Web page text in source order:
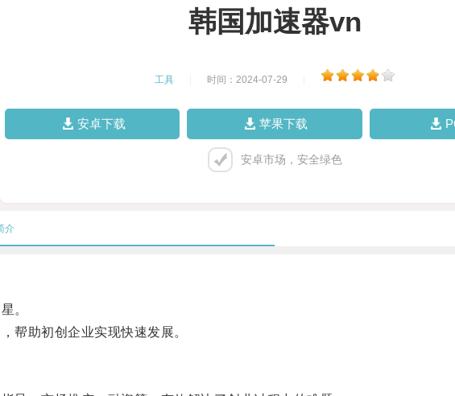
韩国加速器vn
工具 时间：2024-07-29
安卓下载 苹果下载
安卓市场，安全绿色
介
。
助初创企业实现快速发展。